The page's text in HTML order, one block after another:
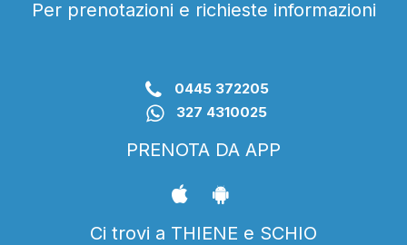
Per prenotazioni e richieste informazioni
0445 372205
327 4310025
PRENOTA DA APP
Ci trovi a THIENE e SCHIO